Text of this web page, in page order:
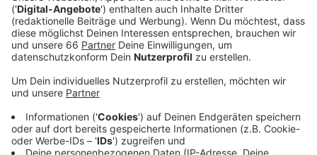
Veröffentlicht:Dienstag, 24.05.2022 15:08
Anzeige
Das Who-is-who des Musikbusiness und viele Promis
treffen sich regelmäßig bei der Verleihung des
Musikpreises. Rita Ora, Ed Sheeran oder Yungblood
waren zum Beispiel bei den EMAs im vergangenen Jahr